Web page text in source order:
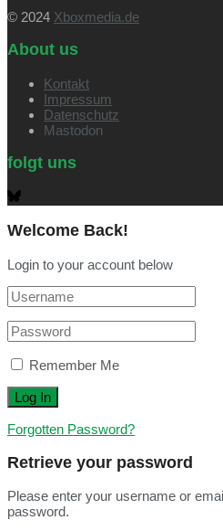
© 2024 Xboxmedia.de
About us
Kontakt
Impressum
Datenschutz
Mastodon
folgt uns
Welcome Back!
Login to your account below
Remember Me
Forgotten Password?
Retrieve your password
Please enter your username or
password.